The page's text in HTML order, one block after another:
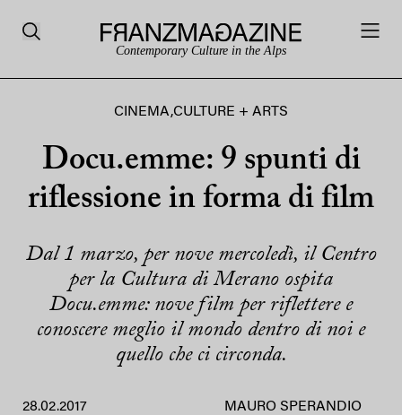
Contemporary Culture in the Alps
CINEMA,CULTURE + ARTS
Docu.emme: 9 spunti di
riflessione in forma di film
Dal 1 marzo, per nove mercoledì, il Centro
per la Cultura di Merano ospita
Docu.emme: nove film per riflettere e
conoscere meglio il mondo dentro di noi e
quello che ci circonda.
28.02.2017 MAURO SPERANDIO